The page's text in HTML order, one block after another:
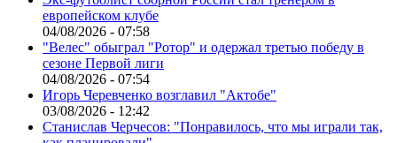
европейском клубе
04/08/2026 - 07:58
"Велес" обыграл "Ротор" и одержал третью победу в
сезоне Первой лиги
04/08/2026 - 07:54
Игорь Черевченко возглавил "Актобе"
03/08/2026 - 12:42
Станислав Черчесов: "Понравилось, что мы играли так,